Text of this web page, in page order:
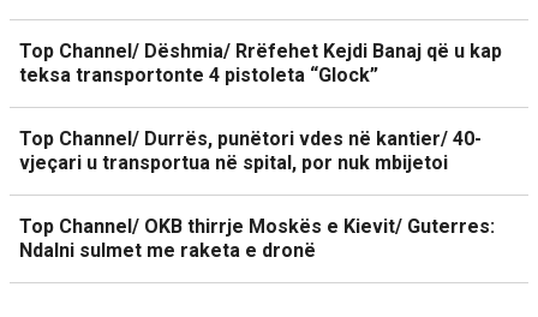
Top Channel/ Dëshmia/ Rrëfehet Kejdi Banaj që u kap
teksa transportonte 4 pistoleta “Glock”
Top Channel/ Durrës, punëtori vdes në kantier/ 40-
vjeçari u transportua në spital, por nuk mbijetoi
Top Channel/ OKB thirrje Moskës e Kievit/ Guterres:
Ndalni sulmet me raketa e dronë